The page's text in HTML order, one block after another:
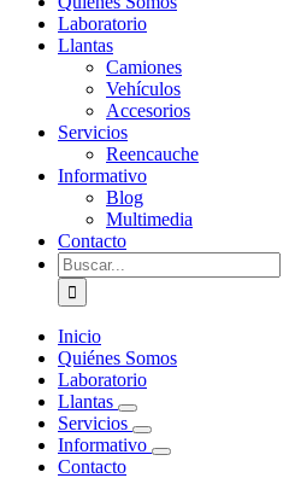
Laboratorio
Llantas
Camiones
Vehículos
Accesorios
Servicios
Reencauche
Informativo
Blog
Multimedia
Contacto
Buscar:
Inicio
Quiénes Somos
Laboratorio
Llantas
Servicios
Informativo
Contacto